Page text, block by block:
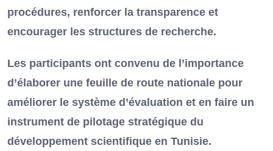
procédures, renforcer la transparence et
encourager les structures de recherche.
Les participants ont convenu de l’importance
d’élaborer une feuille de route nationale pour
améliorer le système d’évaluation et en faire un
instrument de pilotage stratégique du
développement scientifique en Tunisie.